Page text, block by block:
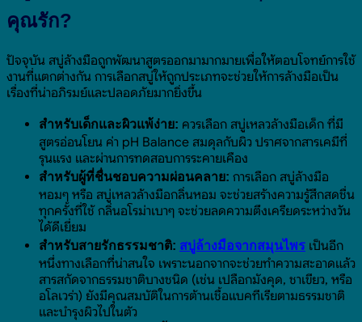
คุณรัก?
ปัจจุบัน สบู่ล้างมือถูกพัฒนาสูตรออกมามากมายเพื่อให้ตอบโจทย์การใช้
งานที่แตกต่างกัน การเลือกสบู่ให้ถูกประเภทจะช่วยให้การล้างมือเป็น
เรื่องที่น่าอภิรมย์และปลอดภัยมากยิ่งขึ้น
สำหรับเด็กและผิวแพ้ง่าย: ควรเลือก สบู่เหลวล้างมือเด็ก ที่มี
สูตรอ่อนโยน ค่า pH Balance สมดุลกับผิว ปราศจากสารเคมีที่
รุนแรง และผ่านการทดสอบการระคายเคือง
สำหรับผู้ที่ชื่นชอบความผ่อนคลาย: การเลือก สบู่ล้างมือ
หอมๆ หรือ สบู่เหลวล้างมือกลิ่นหอม จะช่วยสร้างความรู้สึกสดชื่น
ทุกครั้งที่ใช้ กลิ่นอโรม่าเบาๆ จะช่วยลดความตึงเครียดระหว่างวัน
ได้ดีเยี่ยม
สำหรับสายรักธรรมชาติ: สบู่ล้างมือจากสมุนไพร เป็นอีก
หนึ่งทางเลือกที่น่าสนใจ เพราะนอกจากจะช่วยทำความสะอาดแล้ว
สารสกัดจากธรรมชาติบางชนิด (เช่น เปลือกมังคุด, ชาเขียว, หรือ
อโลเวร่า) ยังมีคุณสมบัติในการต้านเชื้อแบคทีเรียตามธรรมชาติ
และบำรุงผิวไปในตัว